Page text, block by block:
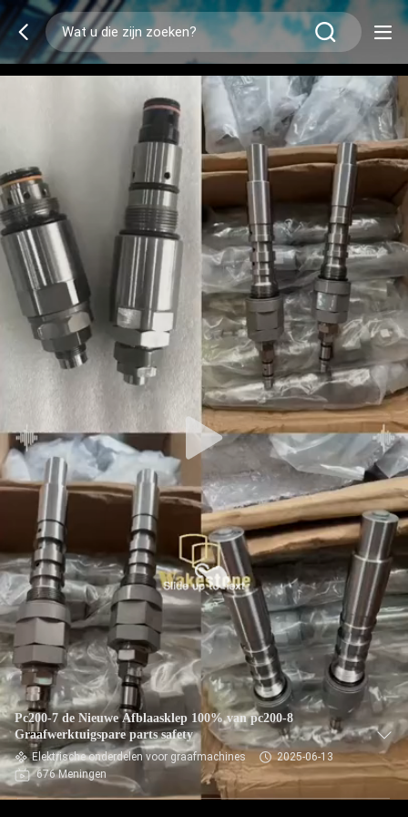
Pc200-7 de Nieuwe Afblaasklep 100% van pc200-8
Graafwerktuigspare parts safety
Elektrische onderdelen voor graafmachines
2025-06-13
676 Meningen